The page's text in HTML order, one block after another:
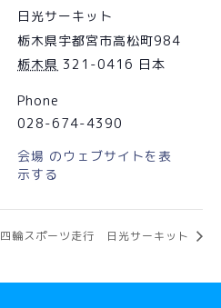
日光サーキット
栃木県宇都宮市高松町984
栃木県 321-0416 日本
Phone
028-674-4390
会場 のウェブサイトを表
示する
四輪スポーツ走行 日光サーキット